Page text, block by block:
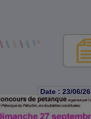
Date : 23/06/26